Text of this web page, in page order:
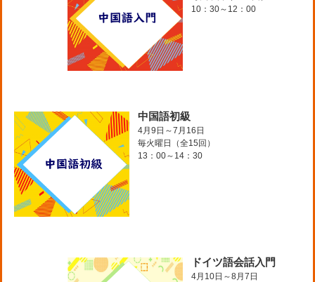
10：30～12：00
中国語初級
4月9日～7月16日
毎火曜日（全15回）
13：00～14：30
ドイツ語会話入門
4月10日～8月7日